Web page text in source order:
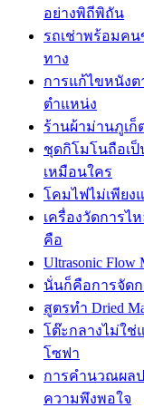
อย่างพิถีพิถัน
รถเช่าพร้อมค
ทาง
การแก้ไขหนัง
ตำแหน่ง
ร้านผ้าม่านภูเก็
ชุดกิโมโนถือเป็
เหมือนใคร
โคมไฟไม่เพียง
เครื่องวัดการไ
คือ
Ultrasonic
นั่นก็คือการจัด
สูตรทำ Dried
โต๊ะกลางไม่ใช่
โซฟา
การคำนวณผล
ความพึงพอใจ